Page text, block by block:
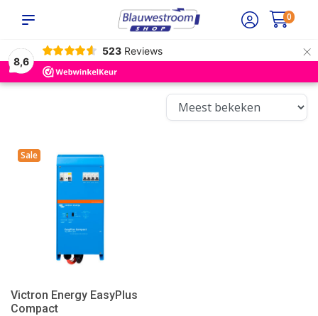
8,6
523 Reviews ×
0
Sale
Victron Energy EasyPlus
Compact